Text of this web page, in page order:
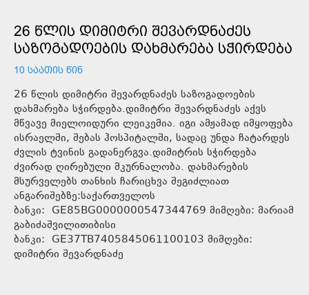
26 ᲬᲚᲘᲡ ᲓᲘᲛᲘᲢᲠᲘ ᲨᲔᲕᲐᲠᲓᲜᲐᲫᲔᲡ
ᲡᲐᲖᲝᲒᲐᲓᲝᲔᲑᲘᲡ ᲓᲐᲮᲛᲐᲠᲔᲑᲐ ᲡᲭᲘᲠᲓᲔᲑᲐ
10 ᲡᲐᲐᲗᲘᲡ ᲬᲘᲜ
26 წლის დიმიტრი შევარდნაძეს საზოგადოების
დახმარება სჭირდება.დიმიტრი შევარდნაძეს აქვს
მწვავე მიელოიდური ლეიკემია. იგი ამჟამად იმყოფება
ისრაელში, შებას ჰოსპიტალში, სადაც უნდა ჩატარდეს
ძვლის ტვინის გადანერგვა.დიმიტრის სჭირდება
ძვირად ღირებული მკურნალობა. დახმარების
მსურველებს თანხის ჩარიცხვა შეგიძლიათ
ანგარიშებზე:საქართველოს
ბანკი: GE85BG0000000547344769 მიმღები: მარიამ
გაბიძაშვილითიბისი
ბანკი: GE37TB7405845061100103 მიმღები:
დიმიტრი შევარდნაძე